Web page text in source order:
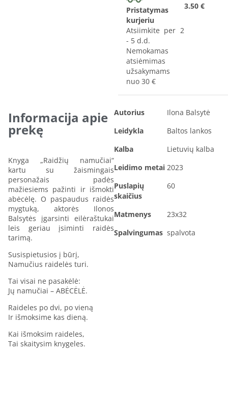
Pristatymas
kurjeriu
Atsiimkite per 2
- 5 d.d.
Nemokamas
atsiėmimas
užsakymams
nuo 30 €
3.50 €
Informacija apie
prekę
Knyga „Raidžių namučiai“
kartu su žaismingais
personažais padės
mažiesiems pažinti ir išmokti
abėcėlę. O paspaudus raidės
mygtuką, aktorės Ilonos
Balsytės įgarsinti eilėraštukai
leis geriau įsiminti raidės
tarimą.
Susispietusios į būrį,
Namučius raidelės turi.
Tai visai ne pasakėlė:
Jų namučiai – ABĖCĖLĖ.
Raideles po dvi, po vieną
Ir išmoksime kas dieną.
Kai išmoksim raideles,
Tai skaitysim knygeles.
Autorius
Ilona Balsytė
Leidykla
Baltos lankos
Kalba
Lietuvių kalba
Leidimo metai 2023
Puslapių
skaičius
60
Matmenys
23x32
Spalvingumas spalvota